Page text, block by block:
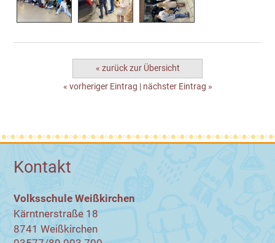
« zurück zur Übersicht
« vorheriger Eintrag | nächster Eintrag »
Kontakt
Volksschule Weißkirchen
Kärntnerstraße 18
8741 Weißkirchen